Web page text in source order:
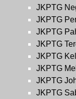
JKPTG
JKPTG
JKPTG
JKPTG
JKPTG
JKPTG
JKPTG
JKPTG